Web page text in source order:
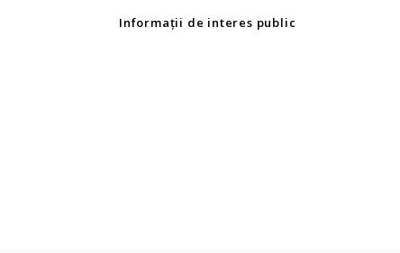
Informații de interes public